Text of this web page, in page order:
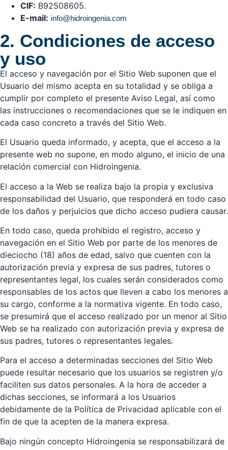
CIF: B92508605.
E-mail: info@hidroingenia.com
2. Condiciones de acceso
y uso
El acceso y navegación por el Sitio Web suponen que el
Usuario del mismo acepta en su totalidad y se obliga a
cumplir por completo el presente Aviso Legal, así como
las instrucciones o recomendaciones que se le indiquen en
cada caso concreto a través del Sitio Web.
El Usuario queda informado, y acepta, que el acceso a la
presente web no supone, en modo alguno, el inicio de una
relación comercial con Hidroingenia.
El acceso a la Web se realiza bajo la propia y exclusiva
responsabilidad del Usuario, que responderá en todo caso
de los daños y perjuicios que dicho acceso pudiera causar.
En todo caso, queda prohibido el registro, acceso y
navegación en el Sitio Web por parte de los menores de
dieciocho (18) años de edad, salvo que cuenten con la
autorización previa y expresa de sus padres, tutores o
representantes legal, los cuales serán considerados como
responsables de los actos que lleven a cabo los menores a
su cargo, conforme a la normativa vigente. En todo caso,
se presumirá que el acceso realizado por un menor al Sitio
Web se ha realizado con autorización previa y expresa de
sus padres, tutores o representantes legales.
Para el acceso a determinadas secciones del Sitio Web
puede resultar necesario que los usuarios se registren y/o
faciliten sus datos personales. A la hora de acceder a
dichas secciones, se informará a los Usuarios
debidamente de la Política de Privacidad aplicable con el
fin de que la acepten de la manera expresa.
Bajo ningún concepto Hidroingenia se responsabilizará de